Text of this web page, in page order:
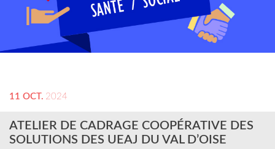
11 OCT. 2024
ATELIER DE CADRAGE COOPÉRATIVE DES
SOLUTIONS DES UEAJ DU VAL D’OISE